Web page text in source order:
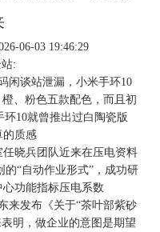
06-03 19:46:29
:
谈站泄漏，小米手环10
、粉色五款配色，而且初
10就曾推出过白陶瓷版
的质感
晓兵团队近来在压电资料
“自动作业形式”，成功研
功能指标压电系数
发布《关于“茶叶部紫砂
明，做企业的意图是期望